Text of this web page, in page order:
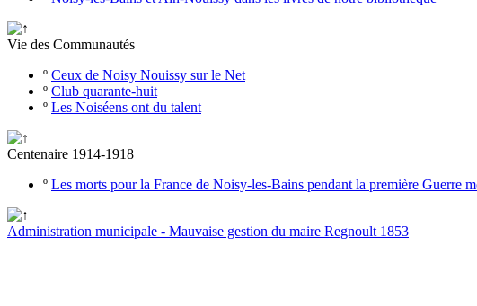
Vie des Communautés
º Ceux de Noisy Nouissy sur le Net
º Club quarante-huit
º Les Noiséens ont du talent
Centenaire 1914-1918
º Les morts pour la France de Noisy-les-Bains pendant la première Guerre
Administration municipale - Mauvaise gestion du maire Regnoult 1853